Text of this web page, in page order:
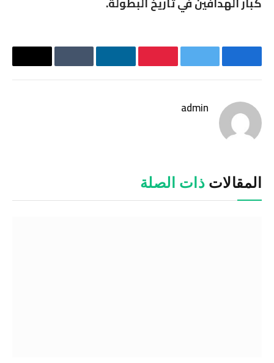
فيسبوك تويتر بينتيريستلينكدإن Tumblr البريد
admin
المقالات ذات الصلة